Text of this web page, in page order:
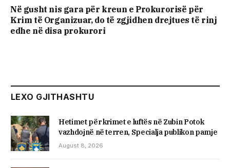
Në gusht nis gara për kreun e Prokurorisë për
Krim të Organizuar, do të zgjidhen drejtues të rinj
edhe në disa prokurori
LEXO GJITHASHTU
Hetimet për krimet e luftës në Zubin Potok
vazhdojnë në terren, Specialja publikon pamje
August 8, 2026